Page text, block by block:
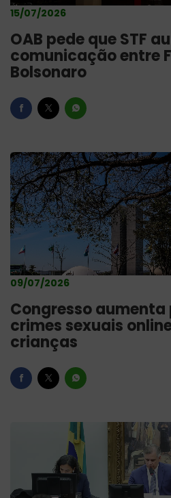
15/07/2026
OAB pede que STF
comunicação entre
Bolsonaro
09/07/2026
Congresso aumenta
crimes sexuais
crianças